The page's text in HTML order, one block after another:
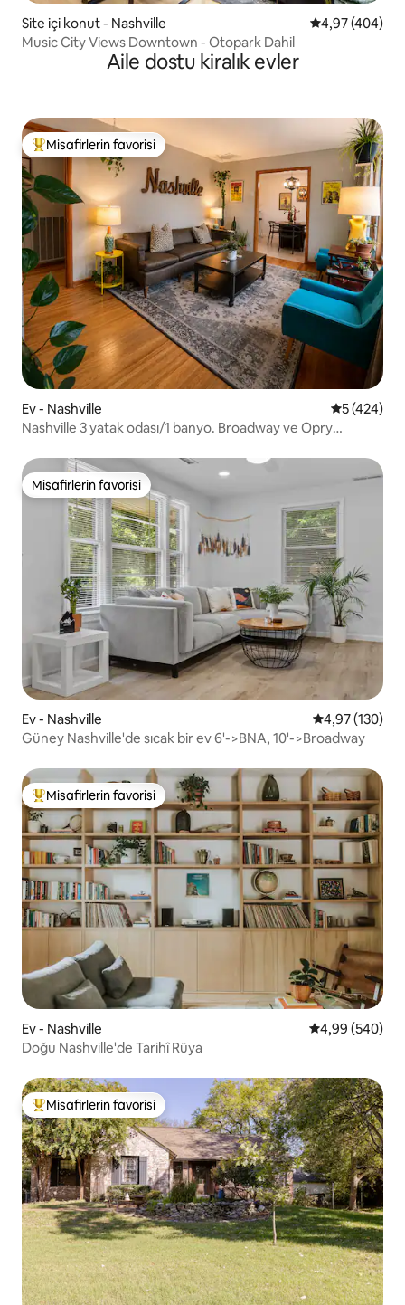
Site içi konut - Nashville 5 üzerinden
4,97 (404)
Music City Views Downtown - Otopark Dahil
Aile dostu kiralık evler
Misafirlerin favorilerinden en beğenilenler arasında
Misafirlerin favorisi
Ev - Nashville 55 (424)
Nashville 3 yatak odası/1 banyo. Broadway ve Opry
Misafirlerin favorisi
Misafirlerin favorisi
Ev - Nashville 5 üzerinden
4,97 (130)
Güney Nashville'de sıcak bir ev 6'->BNA, 10'->Broadway
Misafirlerin favorilerinden en beğenilenler arasında
Misafirlerin favorisi
Ev - Nashville 5 üzerinden
4,99 (540)
Doğu Nashville'de Tarihî Rüya
Misafirlerin favorilerinden en beğenilenler arasında
Misafirlerin favorisi